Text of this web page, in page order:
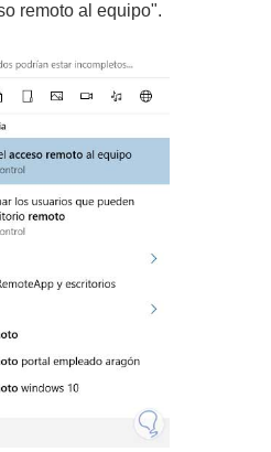
remoto al equipo".